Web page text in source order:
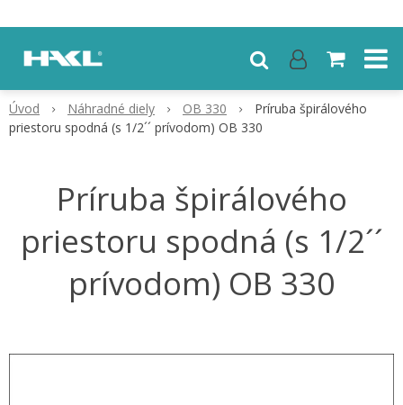
Úvod Náhradné diely OB 330
Príruba špirálového
priestoru spodná (s 1/2´´ prívodom) OB 330
Príruba špirálového
priestoru spodná (s 1/2´´
prívodom) OB 330